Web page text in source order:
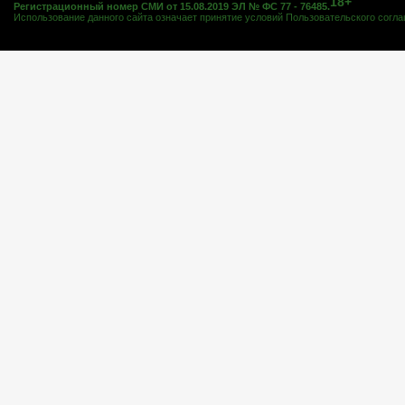
Регистрационный номер СМИ от 15.08.2019 ЭЛ № ФС 77 - 76485.
Использование данного сайта означает принятие условий Пользовательского